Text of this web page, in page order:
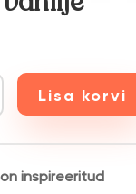
kogusLisa korvi
inspireeritud